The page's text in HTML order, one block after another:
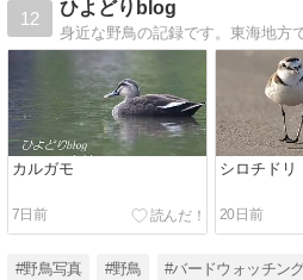
12
ひよどりblog
カルガモ
7日前
シロチドリ
20日前
#野鳥写真 #野鳥 #バードウォッチン